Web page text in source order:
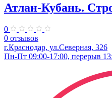
Атлан-Кубань.
0
0 отзывов
г.Краснодар, ул.Северная, 326
Пн-Пт 09:00-17:00, перерыв